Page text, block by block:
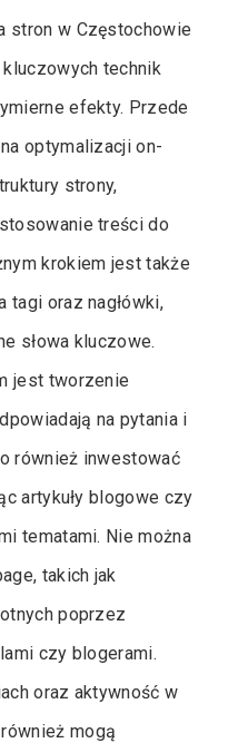
stron w Częstochowie
technik
efekty. Przede
optymalizacji on-
strony,
treści do
krokiem jest także
tagi oraz nagłówki,
słowa kluczowe.
jest tworzenie
na pytania i
również inwestować
artykuły blogowe czy
tematami. Nie można
takich jak
poprzez
czy blogerami.
oraz aktywność w
mogą